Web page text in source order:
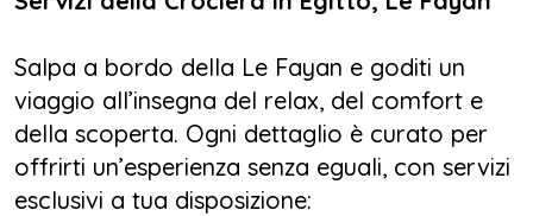
diverse opzioni per adattarsi a ogni esigenza:
5 giorni / 4 notti con partenza da Luxor ogni
giovedì
4 giorni / 3 notti con partenza da Assuan ogni
Salpa a bordo della Le Fayan e goditi un
viaggio all’insegna del relax, del comfort e
della scoperta. Ogni dettaglio è curato per
offrirti un’esperienza senza eguali, con servizi
esclusivi a tua disposizione: